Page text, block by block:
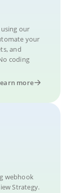
our
your
and
coding
more
webhook
Strategy.